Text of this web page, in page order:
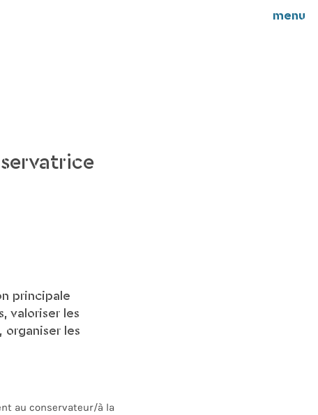
menu
principale
valoriser les
les
au conservateur/à la